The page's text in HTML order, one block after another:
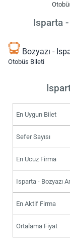
Isparta
Bozyazı -
Otobüs Bileti
En Uygun Bilet
Sefer Sayısı
En Ucuz Firma
Isparta - Bozyazı
En Aktif Firma
Ortalama Fiyat